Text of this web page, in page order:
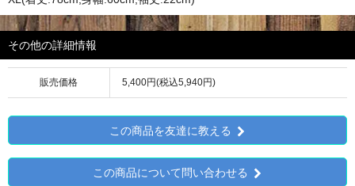
その他の詳細情報
販売価格 5,400円(税込5,940円)
この商品を友達に教える
この商品について問い合わせる